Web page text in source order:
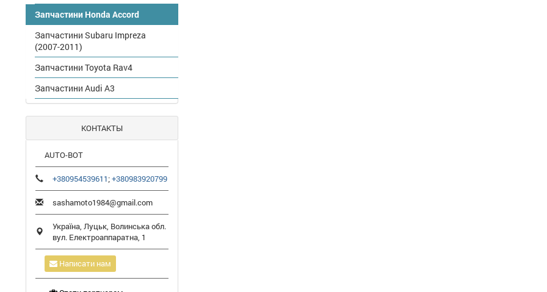
Запчастини Honda Accord
Запчастини Subaru Impreza
(2007-2011)
Запчастини Toyota Rav4
Запчастини Audi A3
КОНТАКТЫ
AUTO-BOT
+380954539611;+380983920799
sashamoto1984@gmail.com
Україна, Луцьк, Волинська обл.
вул. Електроаппаратна, 1
Написати нам